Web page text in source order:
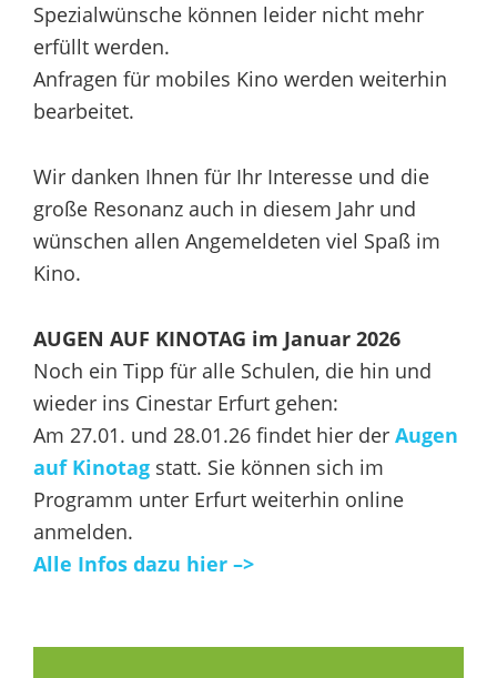
Spezialwünsche können leider nicht mehr
erfüllt werden.
Anfragen für mobiles Kino werden weiterhin
bearbeitet.
Wir danken Ihnen für Ihr Interesse und die
große Resonanz auch in diesem Jahr und
wünschen allen Angemeldeten viel Spaß im
Kino.
AUGEN AUF KINOTAG im Januar 2026
Noch ein Tipp für alle Schulen, die hin und
wieder ins Cinestar Erfurt gehen:
Am 27.01. und 28.01.26 findet hier der Augen
auf Kinotag statt. Sie können sich im
Programm unter Erfurt weiterhin online
anmelden.
Alle Infos dazu hier –>